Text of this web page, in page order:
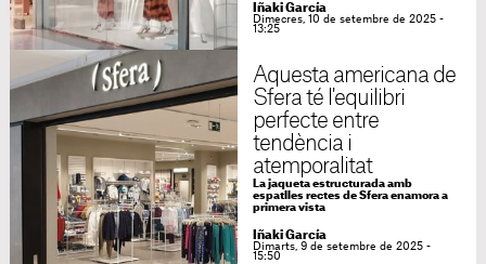
Iñaki García
Dimecres, 10 de setembre de 2025 -
13:25
Aquesta americana de
Sfera té l'equilibri
perfecte entre
tendència i
atemporalitat
La jaqueta estructurada amb
espatlles rectes de Sfera enamora a
primera vista
Iñaki García
Dimarts, 9 de setembre de 2025 -
15:50